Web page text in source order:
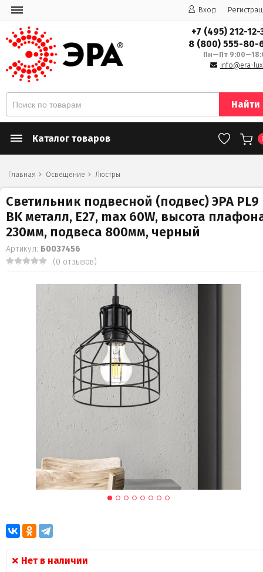
Вход
+7 (495) 212-12-
8 (800) 555-80-
Пн—Пт
info@era-
Найти
Каталог товаров
Главная Освещение Люстры
Светильник подвесной (подвес) ЭРА PL9
BK металл, E27, max 60W, высота
230мм, подвеса 800мм, черный
Артикул: Б0037456
(0 отзывов)
Нет в наличии